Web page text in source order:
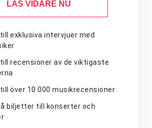
LÄS VIDARE NU
exklusiva intervjuer med
recensioner av de viktigaste
över 10 000 musikrecensioner
biljetter till konserter och